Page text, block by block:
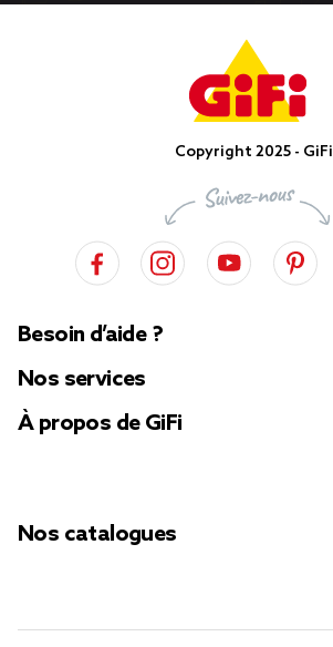
Copyright 2025 - GiFi
Besoin d’aide ?
Nos services
À propos de GiFi
Nos catalogues